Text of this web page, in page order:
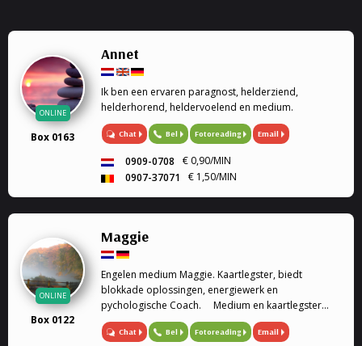
ONLINE
Box 0163
Annet
Ik ben een ervaren paragnost, helderziend,
helderhorend, heldervoelend en medium.
Chat Bel Fotoreading Email
0909-0708
€ 0,90/MIN
0907-37071
€ 1,50/MIN
ONLINE
Box 0122
Maggie
Engelen medium Maggie. Kaartlegster, biedt
blokkade oplossingen, energiewerk en
pychologische Coach. Medium en kaartlegster
Mijn gaven (heldervoelend, helderwetend,
helderruikend, energiewerk) zet ik graag in om
Chat Bel Fotoreading Email